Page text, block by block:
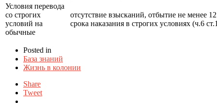
Условия перевода
со строгих
условий на
обычные
отсутствие взысканий, отбытие не менее
срока наказания в строгих условиях (ч.6
Posted in
База знаний
Жизнь в колонии
Share
Tweet